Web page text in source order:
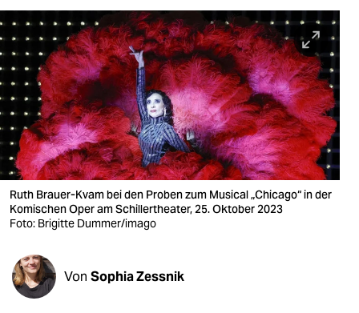
sport
berlin
nord
wahrheit
verlag
verlag
shop
fragen & hilfe
Ruth Brauer-Kvam bei den Proben zum Musical „Chicago“ in der
Komischen Oper am Schillertheater, 25. Oktober 2023
Foto: Brigitte Dummer/imago
Von Sophia Zessnik